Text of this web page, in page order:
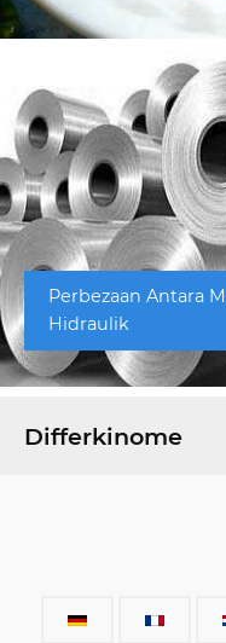
Perbezaan Antara
Hidraulik
Differkinome